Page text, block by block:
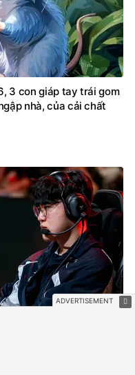
3 con giáp tay trái gom
nhà, của cải chất